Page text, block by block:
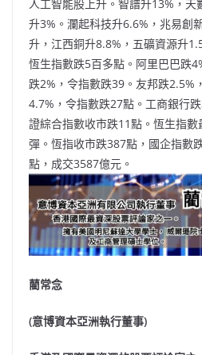
人工智能股上升。智譜升13%，天
升3%。瀾起科技升6.6%，兆易創
升，江西銅升8.8%，五礦資源升
恆生指數跌5百多點。阿里巴巴跌
跌2%，令指數跌39。友邦跌2.5%
4.7%，令指數跌27點。工商銀行
證綜合指數收市跌11點。恆生指
彈。恆指收市跌387點，國企指數
點，成交3587億元。
藺常念
(意博資本亞洲執行董事)